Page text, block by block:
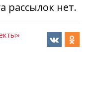
рассылок нет.